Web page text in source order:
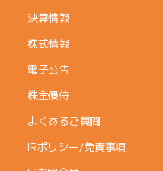
決算情報
株式情報
電子公告
株主優待
よくあるご質問
IRポリシー/免責事項